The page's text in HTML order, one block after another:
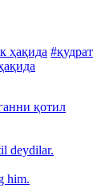
ҳақида #қудрат
қотил
deydilar.
him.